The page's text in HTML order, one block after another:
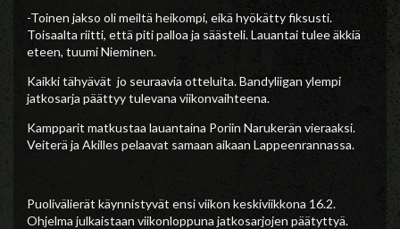
-Toinen jakso oli meiltä heikompi, eikä hyökätty fiksusti.
Toisaalta riitti, että piti palloa ja säästeli. Lauantai tulee äkkiä
eteen, tuumi Nieminen.
Kaikki tähyävät jo seuraavia otteluita. Bandyliigan ylempi
jatkosarja päättyy tulevana viikonvaihteena.
Kampparit matkustaa lauantaina Poriin Narukerän vieraaksi.
Veiterä ja Akilles pelaavat samaan aikaan Lappeenrannassa.
Puolivälierät käynnistyvät ensi viikon keskiviikkona 16.2.
Ohjelma julkaistaan viikonloppuna jatkosarjojen päätyttyä.